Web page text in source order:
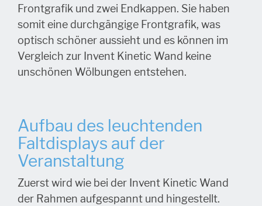
Frontgrafik und zwei Endkappen. Sie haben
somit eine durchgängige Frontgrafik, was
optisch schöner aussieht und es können im
Vergleich zur Invent Kinetic Wand keine
unschönen Wölbungen entstehen.
Aufbau des leuchtenden
Faltdisplays auf der
Veranstaltung
Zuerst wird wie bei der Invent Kinetic Wand
der Rahmen aufgespannt und hingestellt.